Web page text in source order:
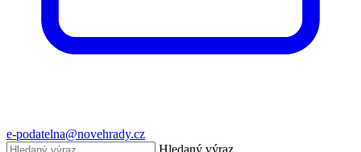
e-podatelna@novehrady.cz
Hledaný výraz